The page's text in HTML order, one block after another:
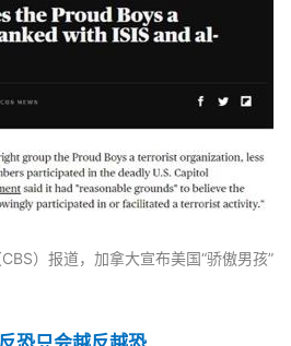
）报道，加拿大宣布美国“骄傲男孩”